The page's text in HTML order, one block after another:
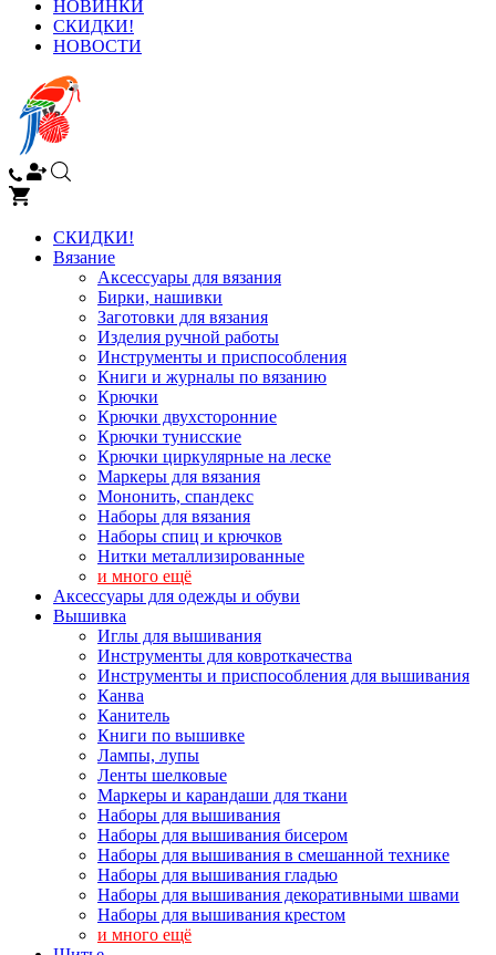
НОВИНКИ
СКИДКИ!
НОВОСТИ
СКИДКИ!
Вязание
Аксессуары для вязания
Бирки, нашивки
Заготовки для вязания
Изделия ручной работы
Инструменты и приспособления
Книги и журналы по вязанию
Крючки
Крючки двухсторонние
Крючки тунисские
Крючки циркулярные на леске
Маркеры для вязания
Мононить, спандекс
Наборы для вязания
Наборы спиц и крючков
Нитки металлизированные
и много ещё
Аксессуары для одежды и обуви
Вышивка
Иглы для вышивания
Инструменты для ковроткачества
Инструменты и приспособления для вышивания
Канва
Канитель
Книги по вышивке
Лампы, лупы
Ленты шелковые
Маркеры и карандаши для ткани
Наборы для вышивания
Наборы для вышивания бисером
Наборы для вышивания в смешанной технике
Наборы для вышивания гладью
Наборы для вышивания декоративными швами
Наборы для вышивания крестом
и много ещё